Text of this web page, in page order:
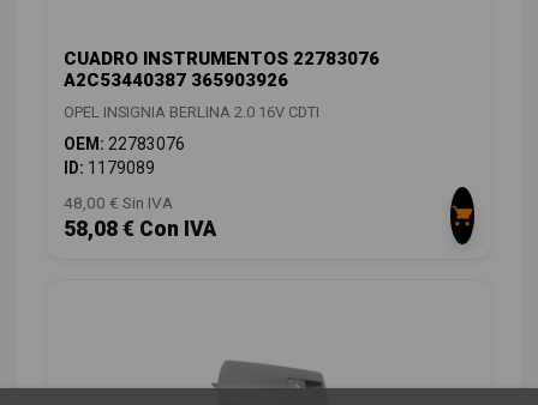
CUADRO INSTRUMENTOS 22783076
A2C53440387 365903926
OPEL INSIGNIA BERLINA 2.0 16V CDTI
OEM: 22783076
ID: 1179089
48,00 € Sin IVA
58,08 € Con IVA